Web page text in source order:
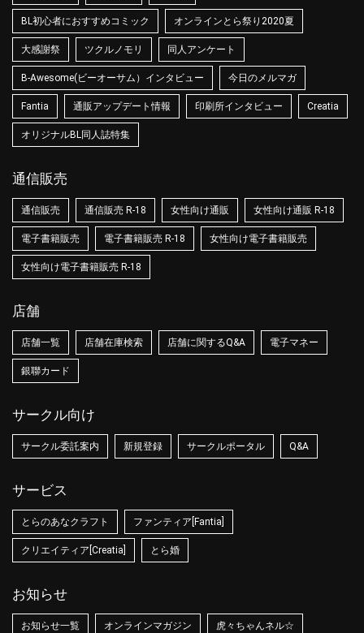
BL初心者におすすめコミック オンラインとら祭り2020夏
大感謝祭 ツクルノモリ 同人アンケート
B-Awesome(ビーオーサム）インタビュー 今日のメルマガ
Fantia 通販アップデート情報 印刷所インタビュー Creatia
オリジナルBL同人誌特集
通信販売
通信販売 通信販売 R-18 女性向け通販 女性向け通販 R-18
電子書籍販売 電子書籍販売 R-18 女性向け電子書籍販売
女性向け電子書籍販売 R-18
店舗
店舗一覧 店舗在庫検索 店舗に関するQ&A 電子マネー
銀聯カード
サークル向け
サークル委託案内 新規登録 サークルポータル Q&A
サービス
とらのあなクラフト ファンティア[Fantia]
クリエイティア[Creatia] とら婚
お知らせ
お知らせ一覧 オンラインマガジン 虎々ちゃんネル☆